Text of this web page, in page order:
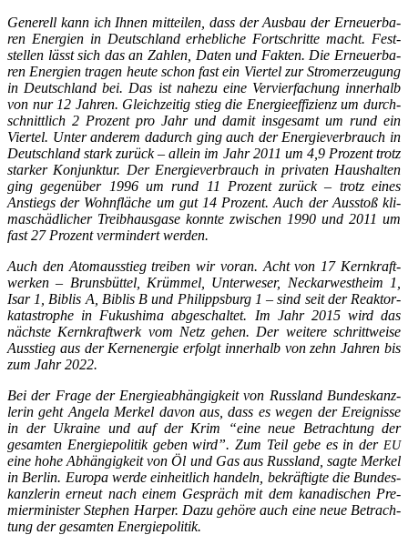
Gene­rell kann ich Ihnen mit­tei­len, dass der Aus­bau der Erneu­er­ba­
ren Ener­gien in Deutsch­land erheb­li­che Fort­schrit­te macht. Fest­
stel­len lässt sich das an Zah­len, Daten und Fak­ten. Die Erneu­er­ba­
ren Ener­gien tra­gen heu­te schon fast ein Vier­tel zur Strom­erzeu­gung
in Deutsch­land bei. Das ist nahe­zu eine Ver­vier­fa­chung inner­halb
von nur 12 Jah­ren. Gleich­zei­tig stieg die Ener­gie­ef­fi­zi­enz um durch­
schnitt­lich 2 Pro­zent pro Jahr und damit ins­ge­samt um rund ein
Vier­tel. Unter ande­rem dadurch ging auch der Ener­gie­ver­brauch in
Deutsch­land stark zurück – allein im Jahr 2011 um 4,9 Pro­zent trotz
star­ker Kon­junk­tur. Der Ener­gie­ver­brauch in pri­va­ten Haus­hal­ten
ging gegen­über 1996 um rund 11 Pro­zent zurück – trotz eines
Anstiegs der Wohn­flä­che um gut 14 Pro­zent. Auch der Aus­stoß kli­
ma­schäd­li­cher Treib­haus­ga­se konn­te zwi­schen 1990 und 2011 um
fast 27 Pro­zent ver­min­dert werden.
Auch den Atom­aus­stieg trei­ben wir vor­an. Acht von 17 Kern­kraft­
wer­ken – Bruns­büt­tel, Krüm­mel, Unter­we­ser, Neckar­west­heim 1,
Isar 1, Bib­lis A, Bib­lis B und Phil­ipps­burg 1 – sind seit der Reak­tor­
ka­ta­stro­phe in Fuku­shi­ma abge­schal­tet. Im Jahr 2015 wird das
nächs­te Kern­kraft­werk vom Netz gehen. Der wei­te­re schritt­wei­se
Aus­stieg aus der Kern­ener­gie erfolgt inner­halb von zehn Jah­ren bis
zum Jahr 2022.
Bei der Fra­ge der Ener­gie­ab­hän­gig­keit von Russ­land Bun­des­kanz­
le­rin geht Ange­la Mer­kel davon aus, dass es wegen der Ereig­nis­se
in der Ukrai­ne und auf der Krim “eine neue Betrach­tung der
gesam­ten Ener­gie­po­li­tik geben wird”. Zum Teil gebe es in der EU
eine hohe Abhän­gig­keit von Öl und Gas aus Russ­land, sag­te Mer­kel
in Ber­lin. Euro­pa wer­de ein­heit­lich han­deln, bekräf­tig­te die Bun­des­
kanz­le­rin erneut nach einem Gespräch mit dem kana­di­schen Pre­
mier­mi­nis­ter Ste­phen Har­per. Dazu gehö­re auch eine neue Betrach­
tung der gesam­ten Energiepolitik.